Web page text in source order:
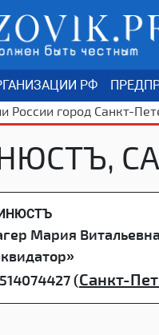
РФ
России город Санкт-
Мария Витальевна
(Санкт-